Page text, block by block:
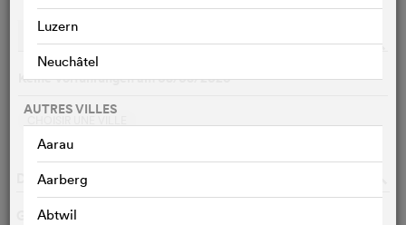
o
Représentations
Keine Vorführungen am 08/08/2026
Luzern
Neuchâtel
AUTRES VILLES
Aarau
Aarberg
Abtwil
DONNÉES DU FILM
Genre